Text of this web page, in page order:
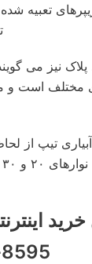
تعبیه شده
پلاک نیز می
تیپ از
8595-331-0913